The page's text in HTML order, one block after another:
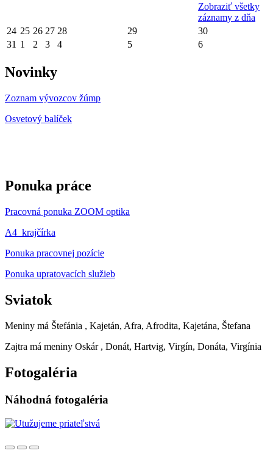
Zobraziť všetky
záznamy z dňa
24 25 26 27 28 29
30
31 1 2 3 4 5 6
Novinky
Zoznam vývozcov žúmp
Osvetový balíček
Ponuka práce
Pracovná ponuka ZOOM optika
A4_krajčírka
Ponuka pracovnej pozície
Ponuka upratovacích služieb
Sviatok
Meniny má Štefánia , Kajetán, Afra, Afrodita, Kajetána, Štefana
Zajtra má meniny Oskár , Donát, Hartvig, Virgín, Donáta, Virgínia
Fotogaléria
Náhodná fotogaléria